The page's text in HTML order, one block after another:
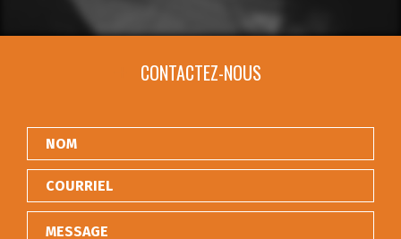
CONTACTEZ-NOUS